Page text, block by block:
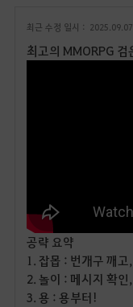
최근 수정 일시 :
최고의 MMORPG
공략 요약
1. 잡몹 : 번개구 깨
2. 놀이 : 메시지 확
3. 용 : 용부터!